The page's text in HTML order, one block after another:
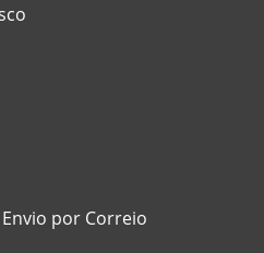
por Correio